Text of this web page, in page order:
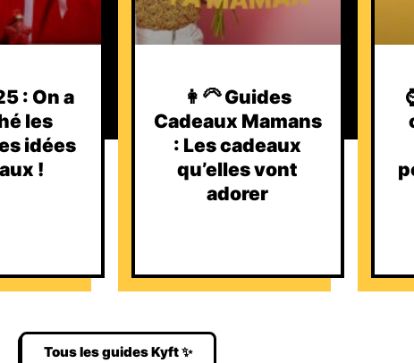
: On a
les
idées
!
👩‍🦳 Guides
Cadeaux Mamans
: Les cadeaux
qu’elles vont
adorer
Tous les guides Kyft ✨